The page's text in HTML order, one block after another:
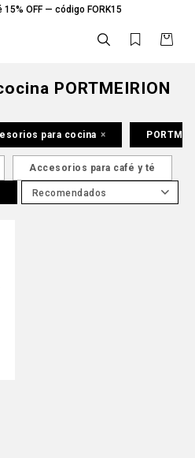
OFF — código FORK15
PORTMEIRION
para cocina
Accesorios para café y té
Recomendados